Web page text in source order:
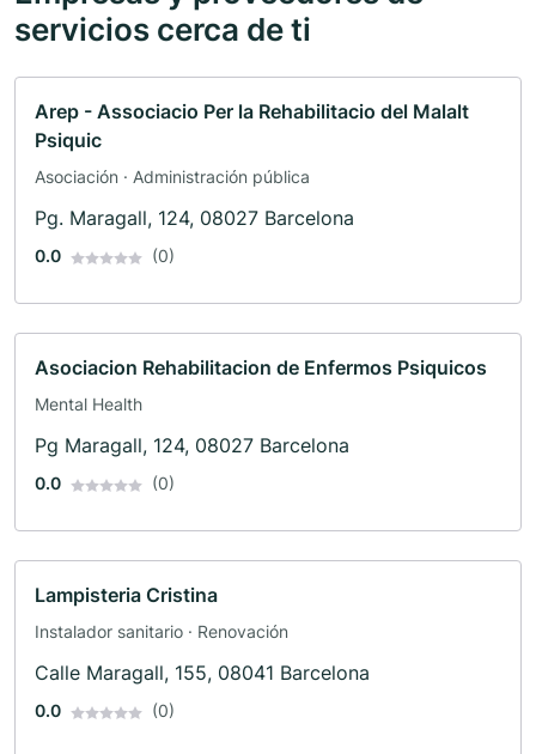
servicios cerca de ti
Arep - Associacio Per la Rehabilitacio del Malalt
Psiquic
Asociación · Administración pública
Pg. Maragall, 124, 08027 Barcelona
0.0 (0)
Asociacion Rehabilitacion de Enfermos Psiquicos
Mental Health
Pg Maragall, 124, 08027 Barcelona
0.0 (0)
Lampisteria Cristina
Instalador sanitario · Renovación
Calle Maragall, 155, 08041 Barcelona
0.0 (0)